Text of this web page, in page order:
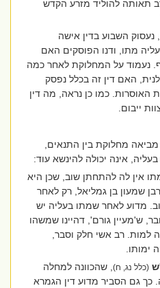
להוליד מזרע הקדש
השבוע בדין אישה
מתו, ודנו הפוסקים האם
על המחלוקת לאחר כמה
האם דין זה בכלל נפסק
כמו כן נראה, מה דין
ייבום.
מחלוקת בין התנאים,
אינה יכולה להינשא עוד:
אין לה להתחתן שוב, שכן היא
שמעון בן גמליאל, רק לאחר
לאחר שמתו בעליה יש
ש'מעיין גורם', דהיינו שמשהו
רב אשי חלק וסבר,
(כלל נג, ח) , שהכוונה למחלה
גם הסביר מדוע דין הגמרא